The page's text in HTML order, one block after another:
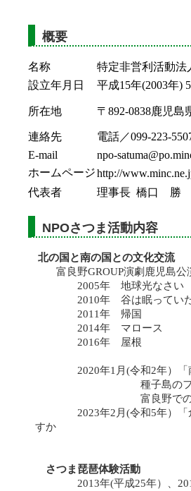
概要
名称
特定非営利活動法
設立年月日
平成15年(2003年)
所在地 〒892-0838鹿児
連絡先
電話／099-223-
E-mail
npo-
ホームページhttp://
代表者
理事長 橋口 勝
NPOさつま活動内容
北の国と南の国との文化交流
富良野GROUP演劇鹿児島公
2005年 地球光なさい
2010年 谷は眠ってい
2011年 帰国
2014年 マロース
2016年 屋根
2020年1月(令和2年）「南
種子島のフラダンスチ
富良野での交
2023年2月(令和5年）「倉
すか
さつま琵琶体験活動
2013年(平成25年）、2014